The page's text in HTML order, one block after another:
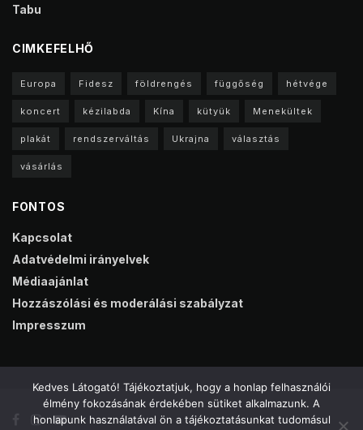
Tabu
CIMKEFELHŐ
Europa Fidesz földrengés függőség hétvége
koncert kézilabda Kína kütyük Menekültek
plakát rendszerváltás Ukrajna választás
vásárlás
FONTOS
Kapcsolat
Adatvédelmi irányelvek
Médiaajánlat
Hozzászólási és moderálási szabályzat
Impresszum
Kedves Látogató! Tájékoztatjuk, hogy a honlap felhasználói
élmény fokozásának érdekében sütiket alkalmazunk. A
honlapunk használatával ön a tájékoztatásunkat tudomásul